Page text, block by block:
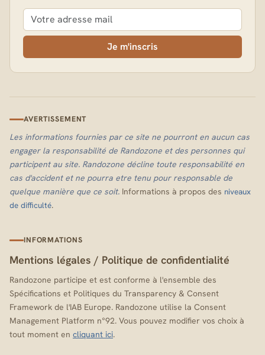
Je m'inscris
AVERTISSEMENT
Les informations fournies par ce site ne pourront en aucun cas
engager la responsabilité de Randozone et des personnes qui
participent au site. Randozone décline toute responsabilité en
cas d'accident et ne pourra etre tenu pour responsable de
quelque manière que ce soit. Informations à propos des niveaux
de difficulté.
INFORMATIONS
Mentions légales / Politique de confidentialité
Randozone participe et est conforme à l'ensemble des
Spécifications et Politiques du Transparency & Consent
Framework de l'IAB Europe. Randozone utilise la Consent
Management Platform n°92. Vous pouvez modifier vos choix à
tout moment en cliquant ici.